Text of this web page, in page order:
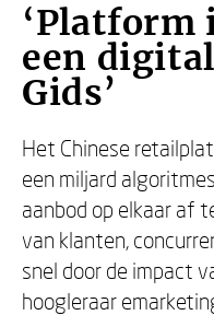
‘Platform
een
Gids’
Het Chinese
een miljard
aanbod op elkaar af
van klanten,
snel door de impact
hoogleraar